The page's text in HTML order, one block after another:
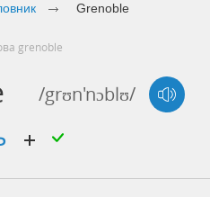
Grenoble
grenoble
/grʊn'nɔblʊ/